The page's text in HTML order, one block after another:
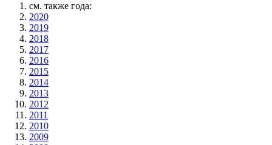
см. также года:
2020
2019
2018
2017
2016
2015
2014
2013
2012
2011
2010
2009